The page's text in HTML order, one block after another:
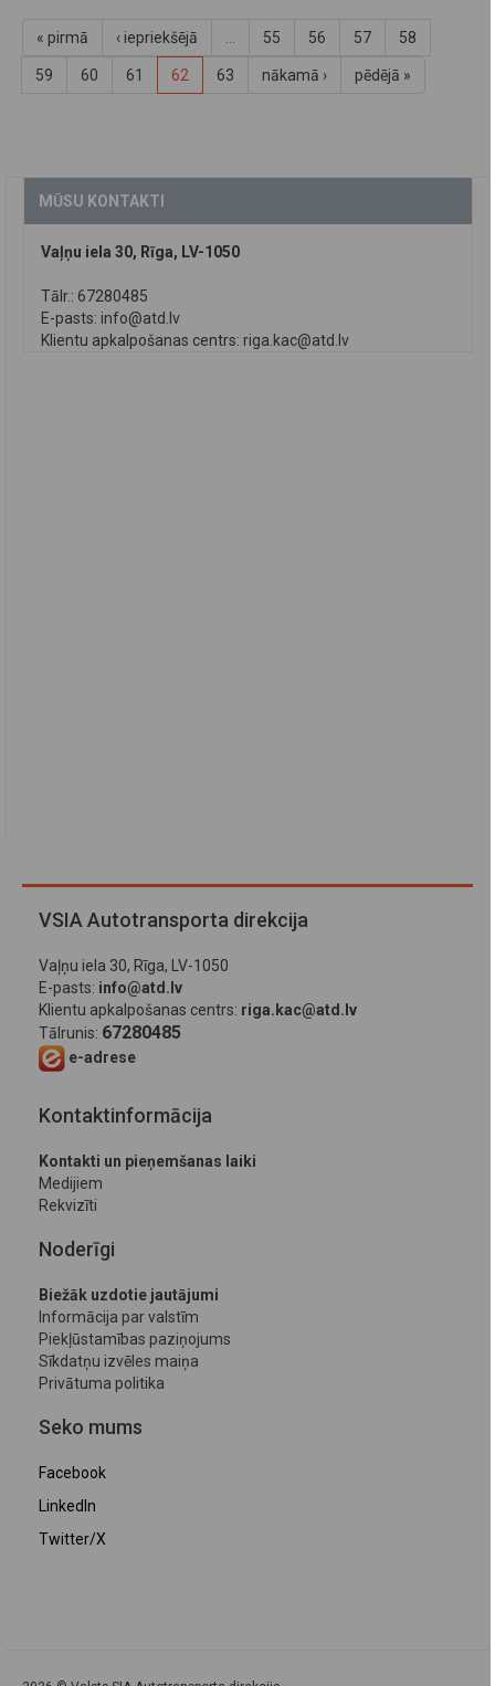
« pirmā ‹ iepriekšējā … 55 56 57 58
59 60 61 62 63 nākamā › pēdējā »
MŪSU KONTAKTI
Vaļņu iela 30, Rīga, LV-1050
Tālr.: 67280485
E-pasts: info@atd.lv
Klientu apkalpošanas centrs: riga.kac@atd.lv
VSIA Autotransporta direkcija
Vaļņu iela 30, Rīga, LV-1050
E-pasts: info@atd.lv
Klientu apkalpošanas centrs: riga.kac@atd.lv
Tālrunis: 67280485
e-adrese
Kontaktinformācija
Kontakti un pieņemšanas laiki
Medijiem
Rekvizīti
Noderīgi
Biežāk uzdotie jautājumi
Informācija par valstīm
Piekļūstamības paziņojums
Sīkdatņu izvēles maiņa
Privātuma politika
Seko mums
Facebook
LinkedIn
Twitter/X